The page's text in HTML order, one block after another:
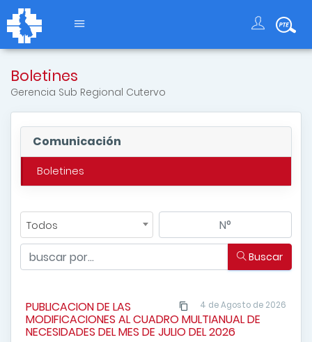
Boletines
Gerencia Sub Regional Cutervo
Comunicación
Boletines
Todos
Buscar
4 de Agosto de 2026
PUBLICACION DE LAS
MODIFICACIONES AL CUADRO MULTIANUAL DE
NECESIDADES DEL MES DE JULIO DEL 2026